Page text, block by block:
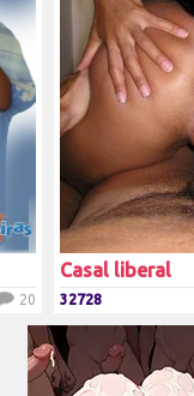
20
Casal liberal
32728